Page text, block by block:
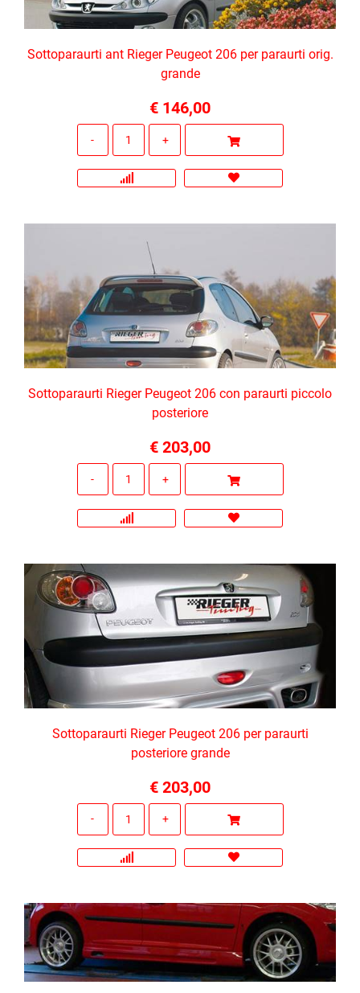
Sottoparaurti ant Rieger Peugeot 206 per paraurti orig.
grande
€ 146,00
Sottoparaurti Rieger Peugeot 206 con paraurti piccolo
posteriore
€ 203,00
Sottoparaurti Rieger Peugeot 206 per paraurti
posteriore grande
€ 203,00